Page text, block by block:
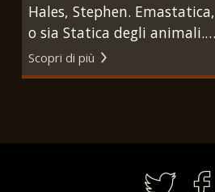
Hales, Stephen. Emastatica,
o sia Statica degli animali.
Napoli, 1756, legato con
Esperienze ed osservazioni
Scopri di più